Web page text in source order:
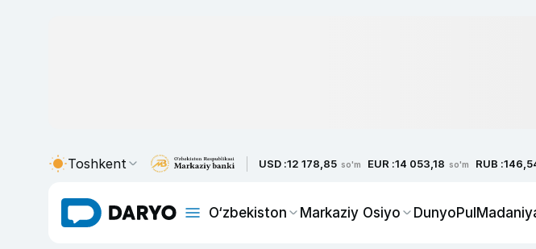
Toshkent USD :12 178,85 so'm EUR :14 053,18 so'm RUB :
O‘zbekiston Markaziy Osiyo DunyoPul